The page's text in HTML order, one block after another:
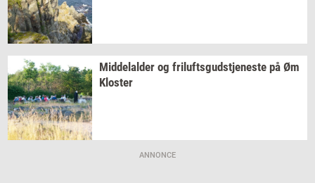
Mid­delal­der og fril­ufts­gud­stje­ne­ste på Øm
Klo­ster
ANNONCE